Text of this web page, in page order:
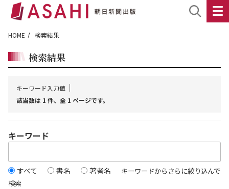
HOME 検索結果
検索結果
キーワード入力値
該当数は 1 件、全 1 ページです。
キーワード
すべて 書名 著者名
キーワードからさらに絞り込んで
検索